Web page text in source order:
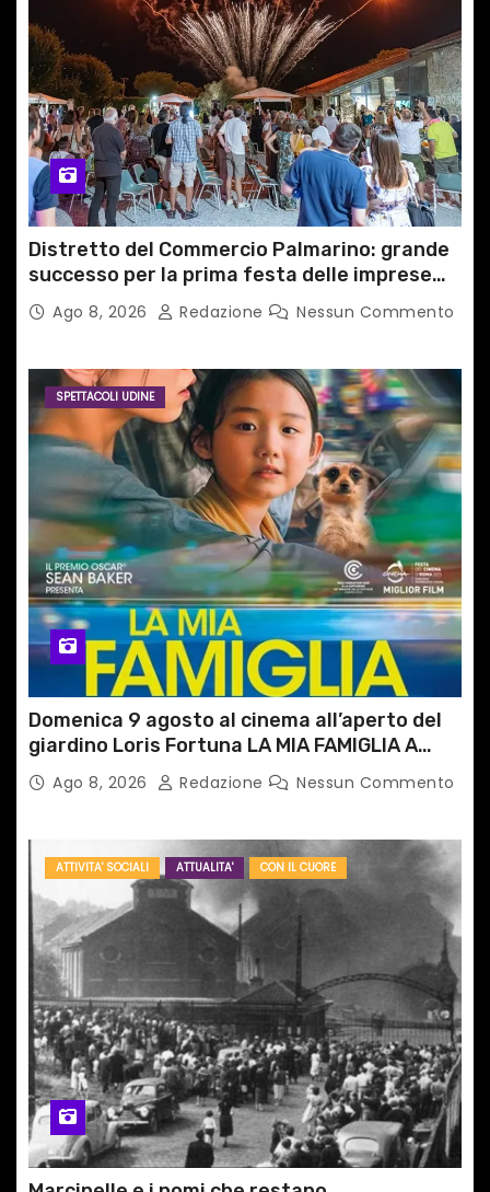
Distretto del Commercio Palmarino: grande
successo per la prima festa delle imprese
del territorio
Ago 8, 2026 Redazione Nessun Commento
SPETTACOLI UDINE
Domenica 9 agosto al cinema all’aperto del
giardino Loris Fortuna LA MIA FAMIGLIA A
TAIPEIAgo 8, 2026 Redazione Nessun Commento
ATTIVITA' SOCIALI ATTUALITA' CON IL CUORE